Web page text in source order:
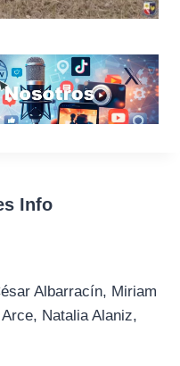
Info
Albarracín, Miriam
Natalia Alaniz,